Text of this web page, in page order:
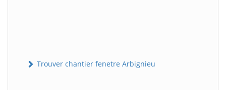
Trouver chantier fenetre Arbignieu